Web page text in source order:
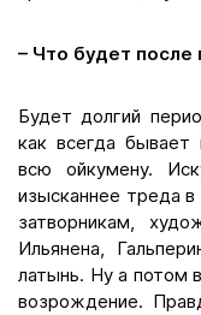
– Что будет
Будет долгий
как всегда
всю ойкумену.
изысканнее треда
затворникам,
Ильянена,
латынь. Ну а потом
возрождение.